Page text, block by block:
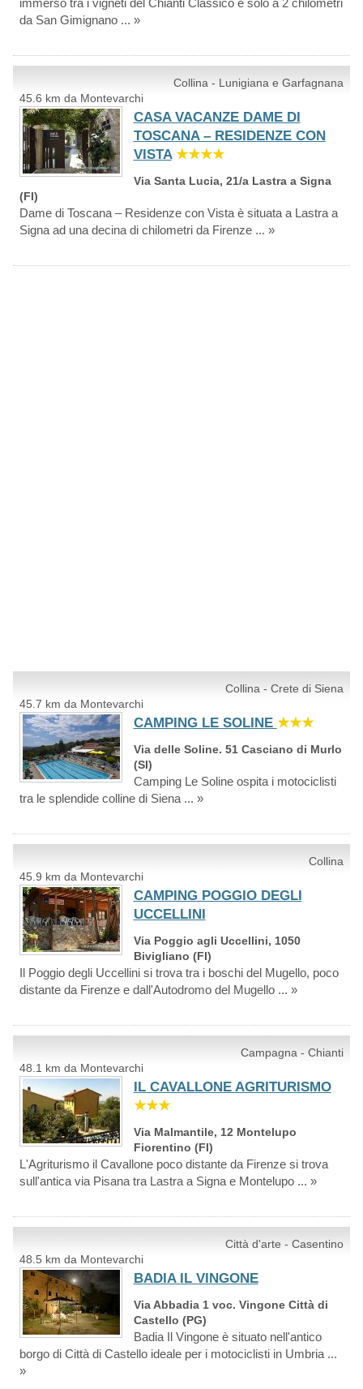
da San Gimignano ... »
Collina - Lunigiana e Garfagnana
45.6 km da Montevarchi
CASA VACANZE DAME DI
TOSCANA – RESIDENZE CON
VISTA ★★★★
Via Santa Lucia, 21/a Lastra a Signa
(FI)
Dame di Toscana – Residenze con Vista è situata a Lastra a
Signa ad una decina di chilometri da Firenze ... »
Collina - Crete di Siena
45.7 km da Montevarchi
CAMPING LE SOLINE ★★★
Via delle Soline. 51 Casciano di Murlo
(SI)
Camping Le Soline ospita i motociclisti
tra le splendide colline di Siena ... »
Collina
45.9 km da Montevarchi
CAMPING POGGIO DEGLI
UCCELLINI
Via Poggio agli Uccellini, 1050
Bivigliano (FI)
Il Poggio degli Uccellini si trova tra i boschi del Mugello, poco
distante da Firenze e dall'Autodromo del Mugello ... »
Campagna - Chianti
48.1 km da Montevarchi
IL CAVALLONE AGRITURISMO
★★★
Via Malmantile, 12 Montelupo
Fiorentino (FI)
L'Agriturismo il Cavallone poco distante da Firenze si trova
sull'antica via Pisana tra Lastra a Signa e Montelupo ... »
Città d'arte - Casentino
48.5 km da Montevarchi
BADIA IL VINGONE
Via Abbadia 1 voc. Vingone Città di
Castello (PG)
Badia Il Vingone è situato nell'antico
borgo di Città di Castello ideale per i motociclisti in Umbria ...
»